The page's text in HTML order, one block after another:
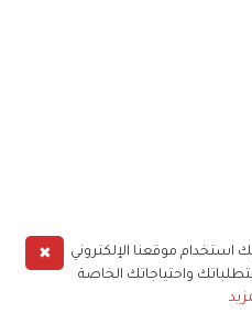
✖
موقعنا الإلكتروني
واحتياجاتك الخاصة